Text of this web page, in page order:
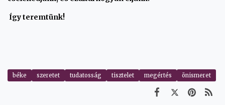
Így teremtünk!
béke szeretet tudatosság tisztelet megértés önismeret